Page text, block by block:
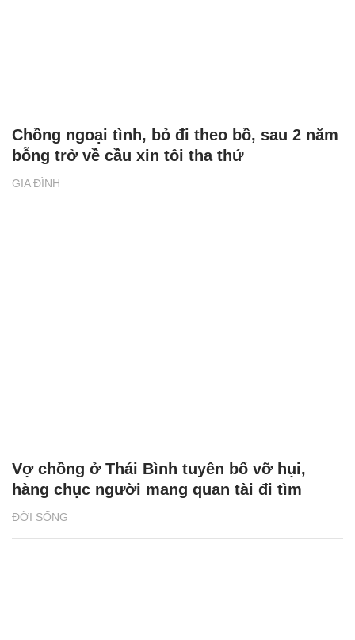
GIA ĐÌNH
Chồng ngoại tình, bỏ đi theo bồ, sau 2 năm
bỗng trở về cầu xin tôi tha thứ
ĐỜI SỐNG
Vợ chồng ở Thái Bình tuyên bố vỡ hụi,
hàng chục người mang quan tài đi tìm